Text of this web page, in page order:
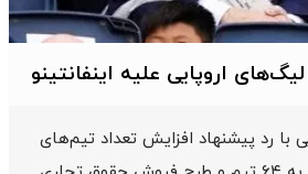
اروپایی علیه اینفانتینو
با رد پیشنهاد افزایش تعداد تیم‌های